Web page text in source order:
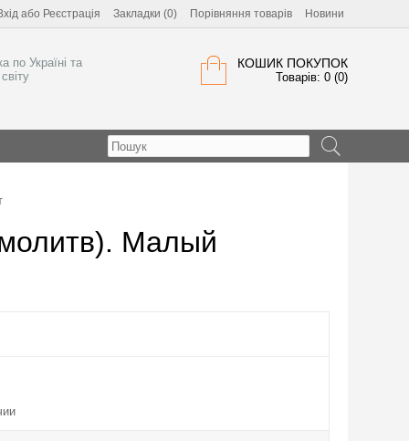
або Реєстрація Закладки (0) Порівняння товарів Новини
КОШИК ПОКУПОК
Товарів: 0 (0)
по Україні та
Малый